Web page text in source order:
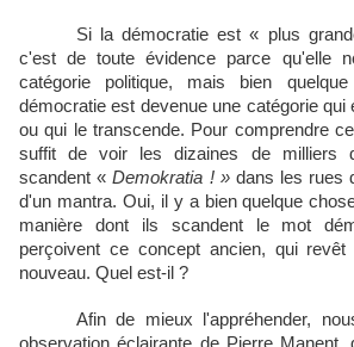
Si la démocratie est « plus
c'est de toute évidence parce qu'elle
catégorie politique, mais bien
démocratie est devenue une catégorie qui
ou qui le transcende. Pour comprendre
suffit de voir les dizaines de milliers
scandent «Demokratia ! »dans les rues
d'un mantra. Oui, il y a bien quelque
manière dont ils scandent le mot
perçoivent ce concept ancien, qui revêt
nouveau. Quel est-il ?
Afin de mieux l'appréhender,